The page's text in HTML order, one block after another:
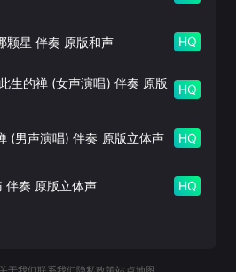
颗星 伴奏 原版和声 HQ
此生的禅 (女声演唱) 伴奏 原版
HQ
(男声演唱) 伴奏 原版立体声 HQ
伴奏 原版立体声 HQ